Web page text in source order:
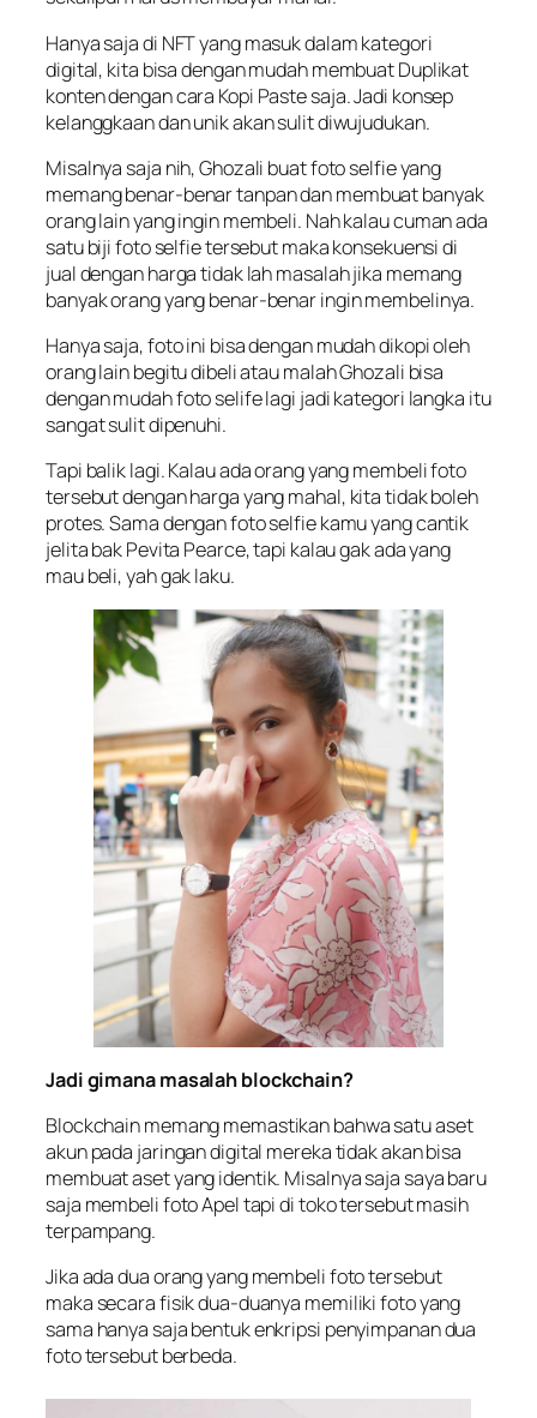
Hanya saja di NFT yang masuk dalam kategori
digital, kita bisa dengan mudah membuat Duplikat
konten dengan cara Kopi Paste saja. Jadi konsep
kelanggkaan dan unik akan sulit diwujudukan.
Misalnya saja nih, Ghozali buat foto selfie yang
memang benar-benar tanpan dan membuat banyak
orang lain yang ingin membeli. Nah kalau cuman ada
satu biji foto selfie tersebut maka konsekuensi di
jual dengan harga tidak lah masalah jika memang
banyak orang yang benar-benar ingin membelinya.
Hanya saja, foto ini bisa dengan mudah dikopi oleh
orang lain begitu dibeli atau malah Ghozali bisa
dengan mudah foto selife lagi jadi kategori langka itu
sangat sulit dipenuhi.
Tapi balik lagi. Kalau ada orang yang membeli foto
tersebut dengan harga yang mahal, kita tidak boleh
protes. Sama dengan foto selfie kamu yang cantik
jelita bak Pevita Pearce, tapi kalau gak ada yang
mau beli, yah gak laku.
Jadi gimana masalah blockchain?
Blockchain memang memastikan bahwa satu aset
akun pada jaringan digital mereka tidak akan bisa
membuat aset yang identik. Misalnya saja saya baru
saja membeli foto Apel tapi di toko tersebut masih
terpampang.
Jika ada dua orang yang membeli foto tersebut
maka secara fisik dua-duanya memiliki foto yang
sama hanya saja bentuk enkripsi penyimpanan dua
foto tersebut berbeda.